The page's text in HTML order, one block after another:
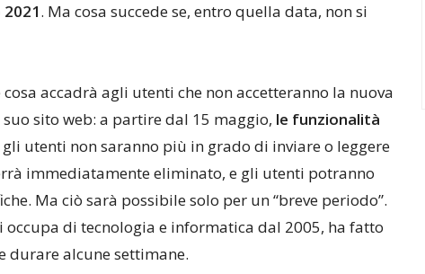
. Ma cosa succede se, entro quella data, non si
accadrà agli utenti che non accetteranno la nuova
sito web: a partire dal 15 maggio, le funzionalità
gli utenti non saranno più in grado di inviare o leggere
immediatamente eliminato, e gli utenti potranno
Ma ciò sarà possibile solo per un “breve periodo”.
occupa di tecnologia e informatica dal 2005, ha fatto
durare alcune settimane.